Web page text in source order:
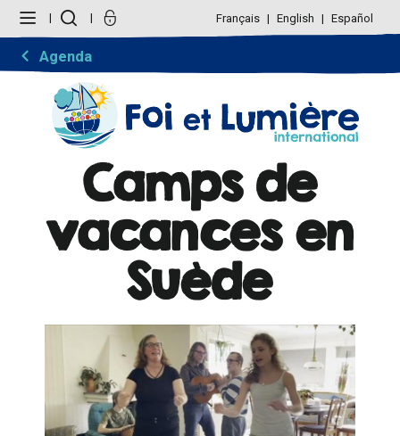
contenu.
navigation
personnels
Français English Español
Agenda
Camps de
vacances en
Suède